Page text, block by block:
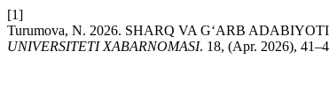
[1]
Turumova, N. 2026. SHARQ VA G‘ARB
UNIVERSITETI XABARNOMASI. 18, (Apr. 2026),